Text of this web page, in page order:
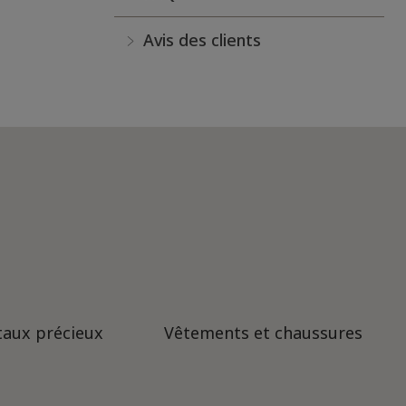
Avis des clients
précieux
Vêtements et chaussures